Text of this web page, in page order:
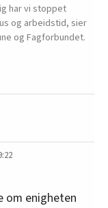
har vi stoppet
og arbeidstid, sier
og Fagforbundet.
om enigheten